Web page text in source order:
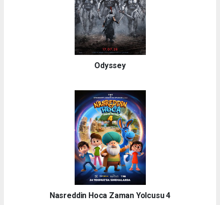
Odyssey
Nasreddin Hoca Zaman Yolcusu 4